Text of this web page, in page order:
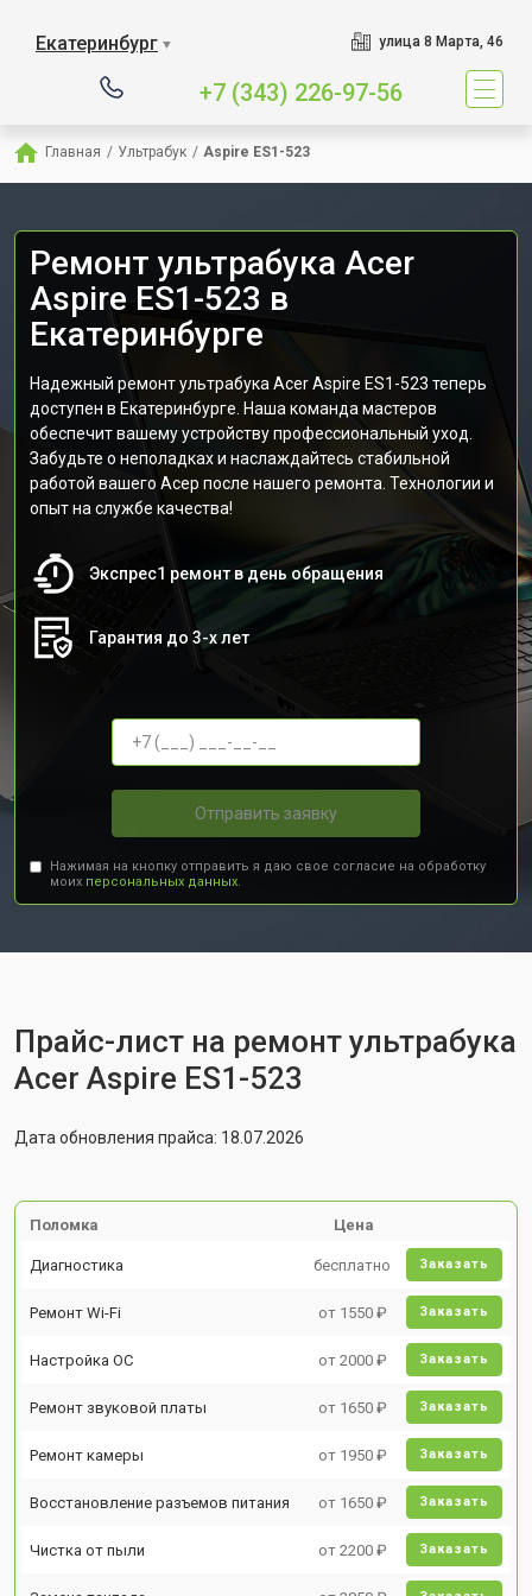
Екатеринбург ▼ улица 8 Марта, 46
+7 (343) 226-97-56
Главная / Ультрабук / Aspire ES1-523
Ремонт ультрабука Acer
Aspire ES1-523 в
Екатеринбурге
Надежный ремонт ультрабука Acer Aspire ES1-523 теперь
доступен в Екатеринбурге. Наша команда мастеров
обеспечит вашему устройству профессиональный уход.
Забудьте о неполадках и наслаждайтесь стабильной
работой вашего Асер после нашего ремонта. Технологии и
опыт на службе качества!
Экспрес1 ремонт в день обращения
Гарантия до 3-х лет
Отправить заявку
Нажимая на кнопку отправить я даю свое согласие на обработку
моих персональных данных.
Прайс-лист на ремонт ультрабука
Acer Aspire ES1-523
Дата обновления прайса: 18.07.2026
Поломка Цена
Диагностика бесплатно Заказать
Ремонт Wi-Fi от 1550 ₽ Заказать
Настройка ОС от 2000 ₽ Заказать
Ремонт звуковой платы от 1650 ₽ Заказать
Ремонт камеры от 1950 ₽ Заказать
Восстановление разъемов питания от 1650 ₽ Заказать
Чистка от пыли от 2200 ₽ Заказать